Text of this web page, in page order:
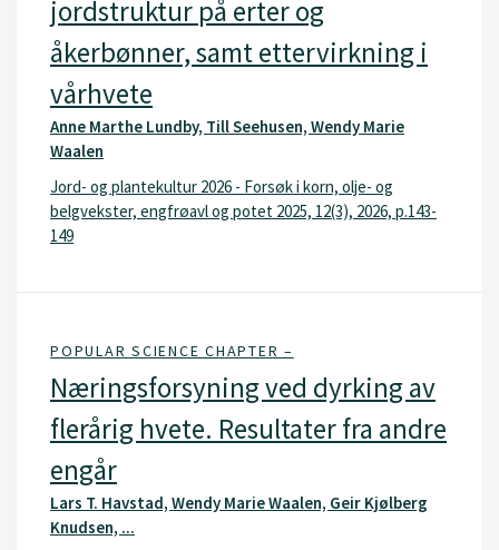
jordstruktur på erter og
åkerbønner, samt ettervirkning i
vårhvete
Anne Marthe Lundby, Till Seehusen, Wendy Marie
Waalen
Jord- og plantekultur 2026 - Forsøk i korn, olje- og
belgvekster, engfrøavl og potet 2025, 12(3), 2026, p.143-
149
POPULAR SCIENCE CHAPTER –
Næringsforsyning ved dyrking av
flerårig hvete. Resultater fra andre
engår
Lars T. Havstad, Wendy Marie Waalen, Geir Kjølberg
Knudsen, ...